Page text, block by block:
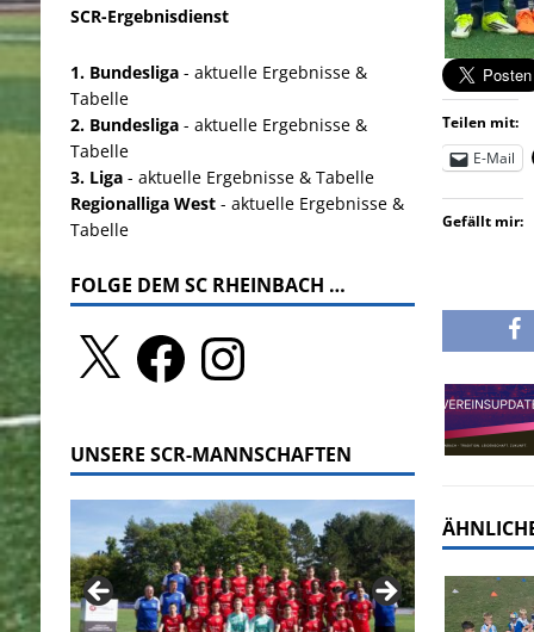
Teilen mit:
E-Mail
Gefällt mir:
SCR-Ergebnisdienst
1. Bundesliga- aktuelle Ergebnisse &
Tabelle
2. Bundesliga - aktuelle Ergebnisse &
Tabelle
3. Liga- aktuelle Ergebnisse & Tabelle
Regionalliga West - aktuelle Ergebnisse &
Tabelle
FOLGE DEM SC RHEINBACH …
UNSERE SCR-MANNSCHAFTEN